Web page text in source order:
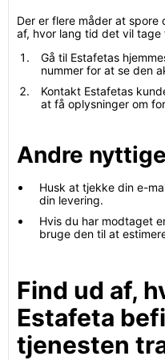
Der er flere måder at
af, hvor lang tid det vil
Gå til Estafetas
nummer for at se den
Kontakt Estafetas
at få oplysninger om
Andre
Husk at tjekke din e-
din levering.
Hvis du har modtaget
bruge den til at
Find ud af,
Estafeta
tjenesten